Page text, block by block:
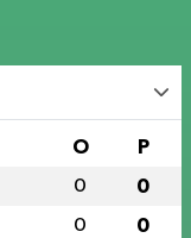
O P
0 0
0 0